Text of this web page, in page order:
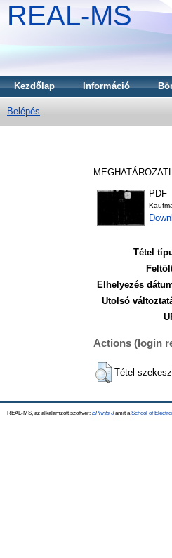
REAL-MS
Kezdőlap Információ
Belépés
PDF
Tétel
Elhelyezés
Utolsó
Actions (login
Tétel
REAL-MS, az alkalamzott szoftver: EPrints 3amit a School of